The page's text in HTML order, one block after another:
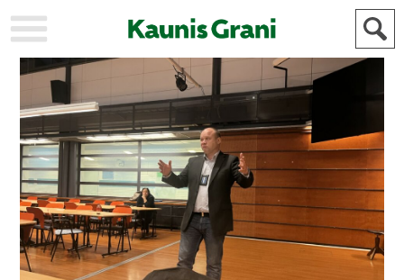
KAUPUNKI
STADEN
AJANKOHTAISTA
AKTUELLT
URHEILU
IDROTT
KULTTUURI
KULTUR
HISTORIA
HISTORIA
YLEINEN
ALLMÄN
MAINOSTAJILLE
FÖR
ANNONSÖRER